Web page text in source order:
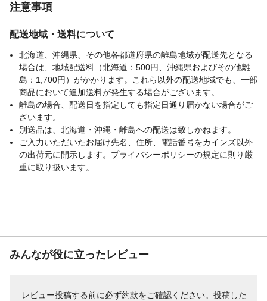
った場合は、こすらずに、洗い流してくだ
ご相談ください。●落下などの衝撃により、
割れることがありますのでご注意くださ
い。●日のあたるところや高温・多湿のとこ
ろに置かないでください。
生産国
日本
注意事項
配送地域・送料について
北海道、沖縄県、その他各都道府県の離島地域が配送先となる
場合は、地域配送料（北海道：500円、沖縄県およびその他離
島：1,700円）がかかります。これら以外の配送地域でも、一部
商品において追加送料が発生する場合がございます。
離島の場合、配送日を指定しても指定日通り届かない場合がご
ざいます。
別送品は、北海道・沖縄・離島への配送は致しかねます。
ご入力いただいたお届け先名、住所、電話番号をカインズ以外
の出荷元に開示します。プライバシーポリシーの規定に則り厳
重に取り扱います。
みんなが役に立ったレビュー
レビュー投稿する前に必ず約款をご確認ください。投稿した